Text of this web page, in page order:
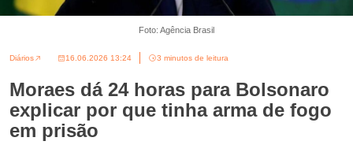
Foto: Agência Brasil
Diários 16.06.2026 13:24 3 minutos de leitura
Moraes dá 24 horas para Bolsonaro
explicar por que tinha arma de fogo
em prisão